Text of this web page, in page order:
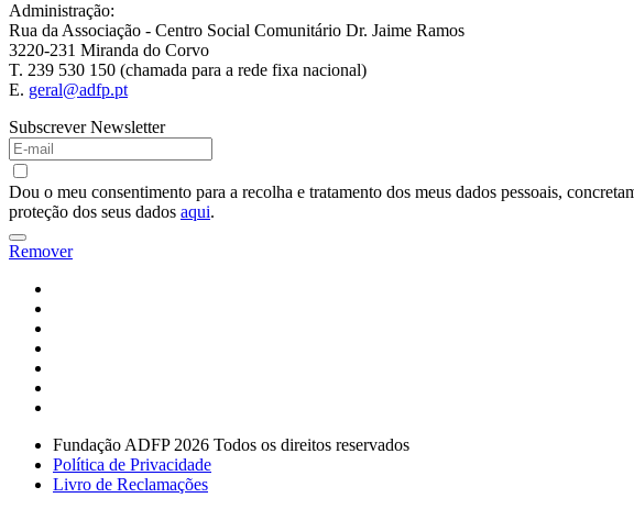
Administração:
Rua da Associação - Centro Social Comunitário Dr. Jaime Ramos
3220-231 Miranda do Corvo
T. 239 530 150 (chamada para a rede fixa nacional)
E. geral@adfp.pt
Subscrever Newsletter
Dou o meu consentimento para a recolha e tratamento dos meus dados pessoais,
proteção dos seus dados aqui.
Remover
Fundação ADFP 2026 Todos os direitos reservados
Política de Privacidade
Livro de Reclamações